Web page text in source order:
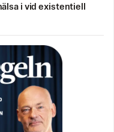
i vid existentiell